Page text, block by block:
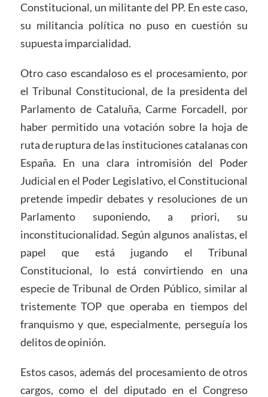
Constitucional, un militante del PP. En este caso,
su militancia política no puso en cuestión su
supuesta imparcialidad.
Otro caso escandaloso es el procesamiento, por
el Tribunal Constitucional, de la presidenta del
Parlamento de Cataluña, Carme Forcadell, por
haber permitido una votación sobre la hoja de
ruta de ruptura de las instituciones catalanas con
España. En una clara intromisión del Poder
Judicial en el Poder Legislativo, el Constitucional
pretende impedir debates y resoluciones de un
Parlamento suponiendo, a priori, su
inconstitucionalidad. Según algunos analistas, el
papel que está jugando el Tribunal
Constitucional, lo está convirtiendo en una
especie de Tribunal de Orden Público, similar al
tristemente TOP que operaba en tiempos del
franquismo y que, especialmente, perseguía los
delitos de opinión.
Estos casos, además del procesamiento de otros
cargos, como el del diputado en el Congreso